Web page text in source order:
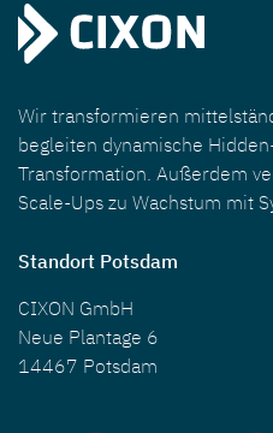
Wir transformieren
begleiten dynamische
Transformation. Außerdem
Scale-Ups zu Wachstum mit
Standort Potsdam
CIXON GmbH
Neue Plantage 6
14467 Potsdam